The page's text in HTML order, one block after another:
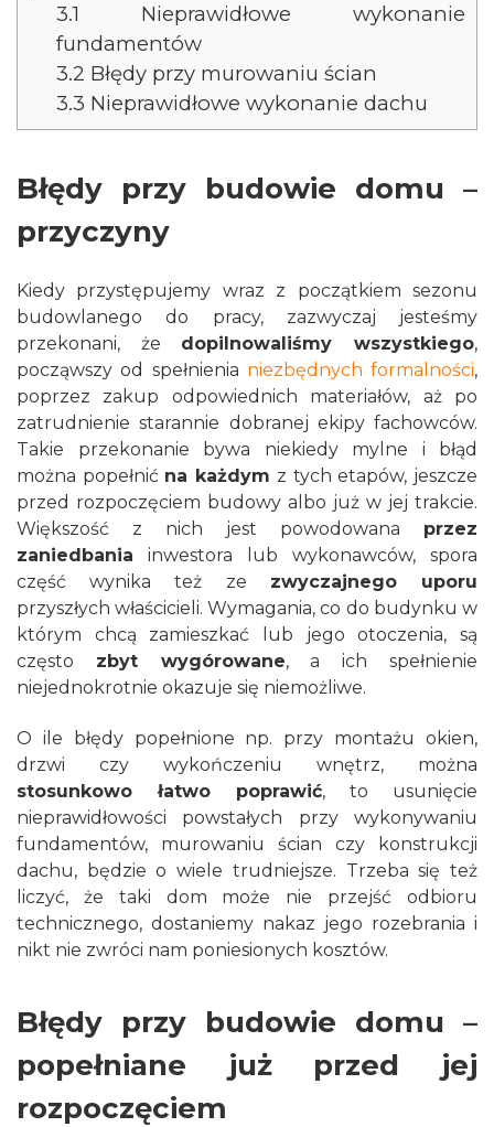
3.1 Nieprawidłowe wykonanie
fundamentów
3.2 Błędy przy murowaniu ścian
3.3 Nieprawidłowe wykonanie dachu
Błędy przy budowie domu –
przyczyny
Kiedy przystępujemy wraz z początkiem sezonu
budowlanego do pracy, zazwyczaj jesteśmy
przekonani, że dopilnowaliśmy wszystkiego,
począwszy od spełnienia niezbędnych formalności,
poprzez zakup odpowiednich materiałów, aż po
zatrudnienie starannie dobranej ekipy fachowców.
Takie przekonanie bywa niekiedy mylne i błąd
można popełnić na każdym z tych etapów, jeszcze
przed rozpoczęciem budowy albo już w jej trakcie.
Większość z nich jest powodowana przez
zaniedbania inwestora lub wykonawców, spora
część wynika też ze zwyczajnego uporu
przyszłych właścicieli. Wymagania, co do budynku w
którym chcą zamieszkać lub jego otoczenia, są
często zbyt wygórowane, a ich spełnienie
niejednokrotnie okazuje się niemożliwe.
O ile błędy popełnione np. przy montażu okien,
drzwi czy wykończeniu wnętrz, można
stosunkowo łatwo
poprawić, to usunięcie
nieprawidłowości powstałych przy wykonywaniu
fundamentów, murowaniu ścian czy konstrukcji
dachu, będzie o wiele trudniejsze. Trzeba się też
liczyć, że taki dom może nie przejść odbioru
technicznego, dostaniemy nakaz jego rozebrania i
nikt nie zwróci nam poniesionych kosztów.
Błędy przy budowie domu –
popełniane już przed jej
rozpoczęciem